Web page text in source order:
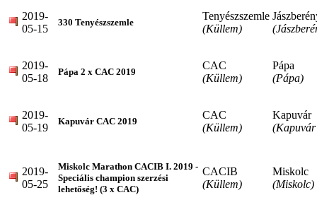
2019-
05-15
330 Tenyészszemle
Tenyészszemle
(Küllem)
2019-
05-18
Pápa 2 x CAC 2019
CAC
(Küllem)
Pápa
(Pápa)
2019-
05-19
Kapuvár CAC 2019
CAC
(Küllem)
Kapuvár
2019-
05-25
Miskolc Marathon CACIB I. 2019 -
Speciális champion szerzési
lehetőség! (3 x CAC)
CACIB
(Küllem)
Miskolc
(Miskolc)